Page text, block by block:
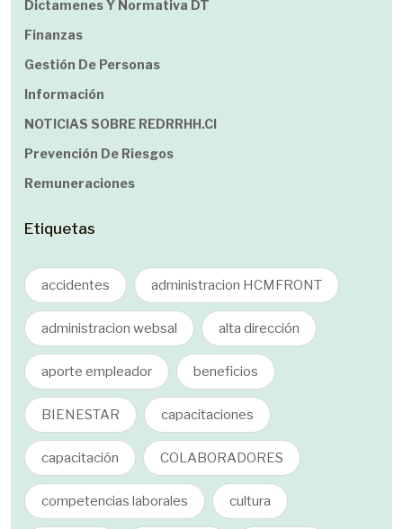
Dictamenes Y Normativa DT
Finanzas
Gestión De Personas
Información
NOTICIAS SOBRE REDRRHH.cl
Prevención De Riesgos
Remuneraciones
Etiquetas
accidentes administracion HCMFRONT
administracion websal alta dirección
aporte empleador beneficios
BIENESTAR capacitaciones
capacitación COLABORADORES
competencias laborales cultura